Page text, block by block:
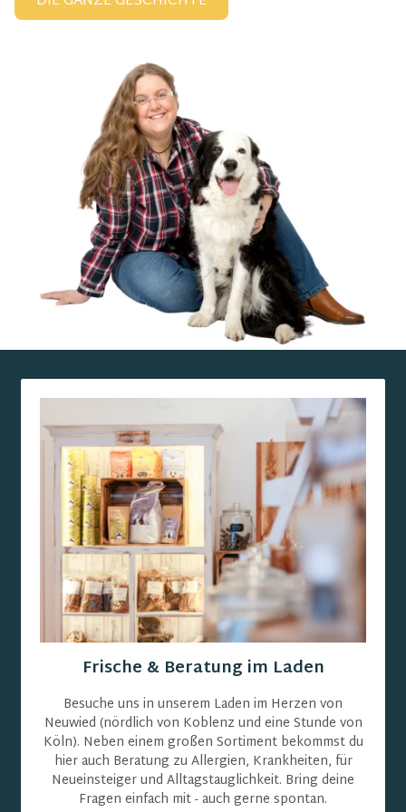
Frische & Beratung im Laden
Besuche uns in unserem Laden im Herzen von
Neuwied (nördlich von Koblenz und eine Stunde von
Köln). Neben einem großen Sortiment bekommst du
hier auch Beratung zu Allergien, Krankheiten, für
Neueinsteiger und Alltagstauglichkeit. Bring deine
Fragen einfach mit - auch gerne spontan.